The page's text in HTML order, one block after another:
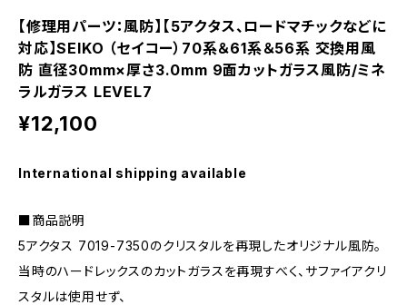
【修理用パーツ：風防】【5アクタス、ロードマチックなどに
対応】SEIKO （セイコー）70系＆61系＆56系 交換用風
防 直径30mm×厚さ3.0mm 9面カットガラス風防/ミネ
ラルガラス LEVEL7
¥12,100
International shipping available
■商品説明
5アクタス 7019-7350のクリスタルを再現したオリジナル風防。
当時のハードレックスのカットガラスを再現すべく、サファイアクリ
スタルは使用せず、